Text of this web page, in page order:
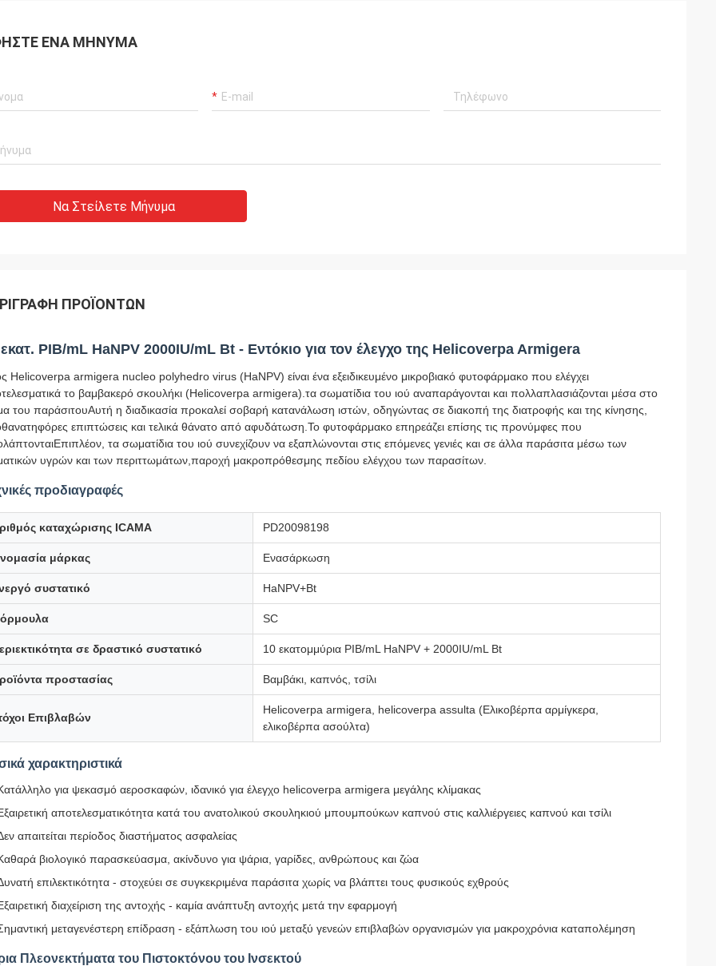
ΈΝΑ ΜΉΝΥΜΑ
Να Στείλετε Μήνυμα
ΠΡΟΪΌΝΤΩΝ
PIB/mL HaNPV 2000IU/mL Bt - Εντόκιο για τον έλεγχο της Helicoverpa Armigera
Helicoverpa armigera nucleo polyhedro virus (HaNPV) είναι ένα εξειδικευμένο μικροβιακό φυτοφάρμακο που ελέγχει
το βαμβακερό σκουλήκι (Helicoverpa armigera).τα σωματίδια του ιού αναπαράγονται και πολλαπλασιάζονται μέσα στο
του παράσιτουΑυτή η διαδικασία προκαλεί σοβαρή κατανάλωση ιστών, οδηγώντας σε διακοπή της διατροφής και της κίνησης,
επιπτώσεις και τελικά θάνατο από αφυδάτωση.Το φυτοφάρμακο επηρεάζει επίσης τις προνύμφες που
τα σωματίδια του ιού συνεχίζουν να εξαπλώνονται στις επόμενες γενιές και σε άλλα παράσιτα μέσω των
υγρών και των περιττωμάτων,παροχή μακροπρόθεσμης πεδίου ελέγχου των παρασίτων.
προδιαγραφές
καταχώρισης ICAMA PD20098198
μάρκας Ενασάρκωση
συστατικό HaNPV+Bt
SC
σε δραστικό συστατικό 10 εκατομμύρια PIB/mL HaNPV + 2000IU/mL Bt
προστασίας Βαμβάκι, καπνός, τσίλι
Επιβλαβών
Helicoverpa armigera, helicoverpa assulta (Ελικοβέρπα αρμίγκερα,
ελικοβέρπα ασούλτα)
χαρακτηριστικά
για ψεκασμό αεροσκαφών, ιδανικό για έλεγχο helicoverpa armigera μεγάλης κλίμακας
αποτελεσματικότητα κατά του ανατολικού σκουληκιού μπουμπούκων καπνού στις καλλιέργειες καπνού και τσίλι
απαιτείται περίοδος διαστήματος ασφαλείας
βιολογικό παρασκεύασμα, ακίνδυνο για ψάρια, γαρίδες, ανθρώπους και ζώα
επιλεκτικότητα - στοχεύει σε συγκεκριμένα παράσιτα χωρίς να βλάπτει τους φυσικούς εχθρούς
διαχείριση της αντοχής - καμία ανάπτυξη αντοχής μετά την εφαρμογή
μεταγενέστερη επίδραση - εξάπλωση του ιού μεταξύ γενεών επιβλαβών οργανισμών για μακροχρόνια καταπολέμηση
Πλεονεκτήματα του Πιστοκτόνου του Ινσεκτού